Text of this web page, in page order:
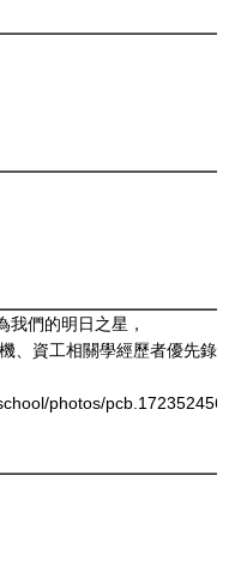
們的明日之星，
、資工相關學經歷者優先錄
photos/